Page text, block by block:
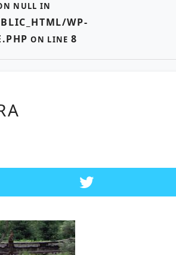
NULL IN
WP-
ON LINE 8